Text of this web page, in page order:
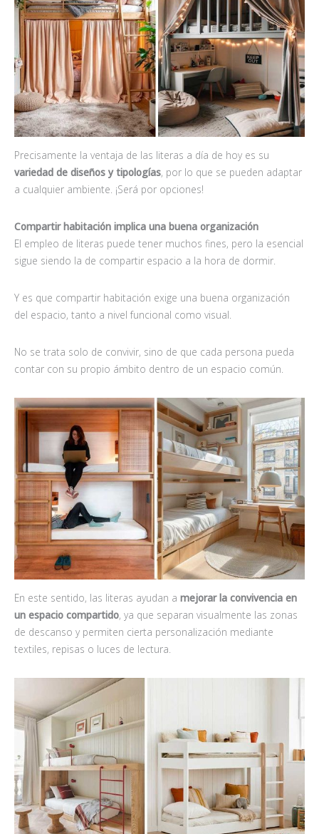
Precisamente la ventaja de las literas a día de hoy es su
variedad de diseños y tipologías, por lo que se pueden adaptar
a cualquier ambiente. ¡Será por opciones!
Compartir habitación implica una buena organización
El empleo de literas puede tener muchos fines, pero la esencial
sigue siendo la de compartir espacio a la hora de dormir.
Y es que compartir habitación exige una buena organización
del espacio, tanto a nivel funcional como visual.
No se trata solo de convivir, sino de que cada persona pueda
contar con su propio ámbito dentro de un espacio común.
En este sentido, las literas ayudan a mejorar la convivencia en
un espacio compartido, ya que separan visualmente las zonas
de descanso y permiten cierta personalización mediante
textiles, repisas o luces de lectura.